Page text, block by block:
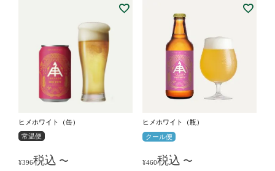
ヒメホワイト（缶）
常温便
¥396税込 〜
ヒメホワイト（瓶）
クール便
¥460税込 〜